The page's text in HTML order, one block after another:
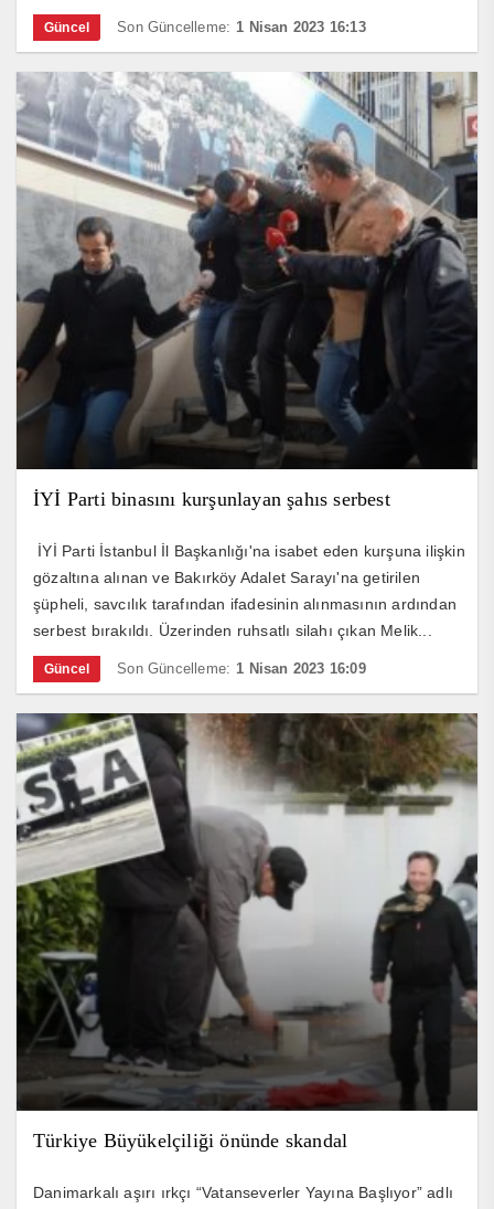
Güncel Son Güncelleme: 1 Nisan 2023 16:13
İYİ Parti binasını kurşunlayan şahıs serbest
İYİ Parti İstanbul İl Başkanlığı'na isabet eden kurşuna ilişkin
gözaltına alınan ve Bakırköy Adalet Sarayı'na getirilen
şüpheli, savcılık tarafından ifadesinin alınmasının ardından
serbest bırakıldı. Üzerinden ruhsatlı silahı çıkan Melik...
Güncel Son Güncelleme: 1 Nisan 2023 16:09
Türkiye Büyükelçiliği önünde skandal
Danimarkalı aşırı ırkçı “Vatanseverler Yayına Başlıyor” adlı